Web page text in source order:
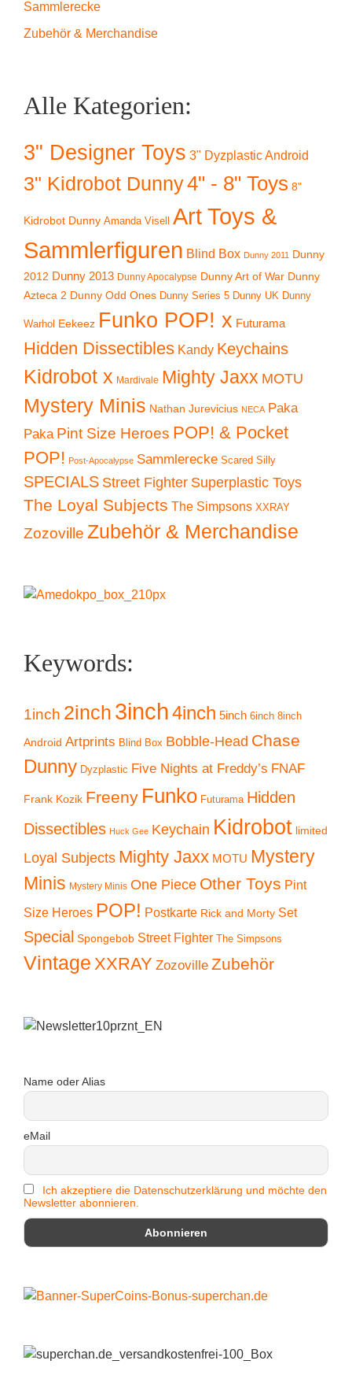
Sammlerecke
Zubehör & Merchandise
Alle Kategorien:
3" Designer Toys 3" Dyzplastic Android
3" Kidrobot Dunny4" - 8" Toys 8"
Kidrobot Dunny Amanda Visell
Art Toys &
Sammlerfiguren Blind Box Dunny 2011
Dunny
2012 Dunny 2013 Dunny Apocalypse Dunny Art of War Dunny
Azteca 2 Dunny Odd Ones Dunny Series 5 Dunny UK Dunny
Warhol Eekeez Funko POP! x Futurama
Hidden Dissectibles Kandy Keychains
Kidrobot x Mardivale Mighty Jaxx MOTU
Mystery Minis Nathan Jurevicius NECA Paka
Paka Pint Size Heroes POP! & Pocket
POP! Post-Apocalypse Sammlerecke Scared Silly
SPECIALS Street Fighter Superplastic Toys
The Loyal Subjects The Simpsons XXRAY
Zozoville Zubehör & Merchandise
Keywords:
1inch 2inch 3inch4inch 5inch 6inch 8inch
Android Artprints Blind Box Bobble-Head Chase
Dunny Dyzplastic Five Nights at Freddy’s FNAF
Frank Kozik Freeny Funko Futurama Hidden
Dissectibles Huck Gee Keychain Kidrobot limited
Loyal Subjects Mighty Jaxx MOTU Mystery
Minis Mystery Minis One Piece Other Toys Pint
Size Heroes POP! Postkarte Rick and Morty Set
Special Spongebob Street Fighter The Simpsons
Vintage XXRAY Zozoville Zubehör
Name oder Alias
eMail
Ich akzeptiere die Datenschutzerklärung und möchte den
Newsletter abonnieren.